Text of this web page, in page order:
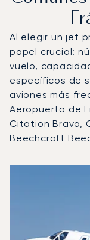
Al elegir un jet
papel crucial:
vuelo,
específicos de
aviones más
Aeropuerto de
Citation Bravo,
Beechcraft